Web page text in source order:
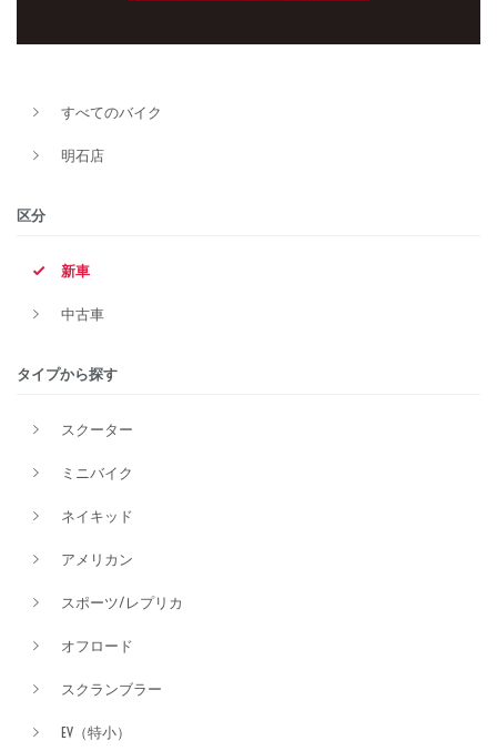
すべてのバイク
明石店
区分
新車
中古車
タイプから探す
スクーター
ミニバイク
ネイキッド
アメリカン
スポーツ/レプリカ
オフロード
スクランブラー
EV（特小）
新車
タイプ
価格